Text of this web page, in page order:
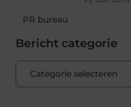
PR bureau
Bericht categorie